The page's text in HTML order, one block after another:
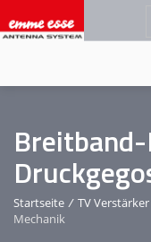
zum
Inhalt
Startseite / TV Verstärker
Mechanik